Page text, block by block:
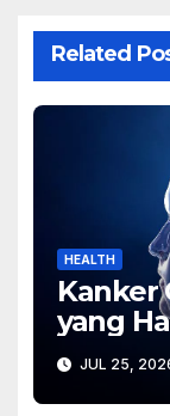
Related
HEALTH
Kanker
yang
DiniJUL 25,